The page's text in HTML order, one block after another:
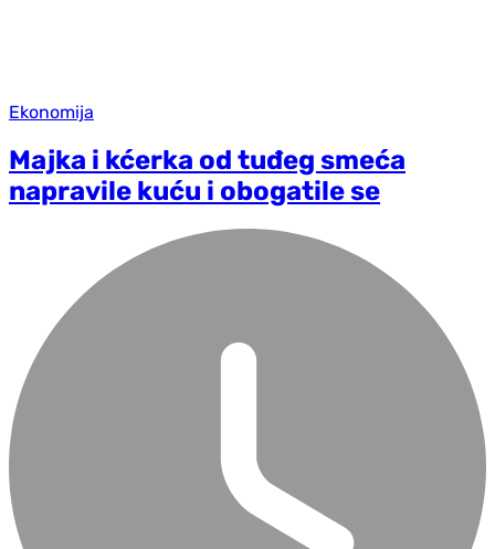
Ekonomija
Majka i kćerka od tuđeg smeća
napravile kuću i obogatile se